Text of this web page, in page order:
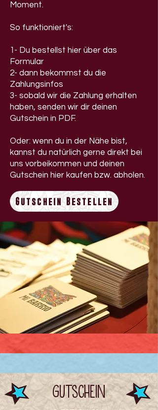
Moment.
So funktioniert's:
1- Du bestellst hier über das
Formular
2- dann bekommst du die
Zahlungsinfos
3- sobald wir die Zahlung erhalten
haben, senden wir dir deinen
Gutschein in PDF.
Oder: wenn du in der Nähe bist,
kannst du natürlich gerne direkt bei
uns vorbeikommen und deinen
Gutschein hier kaufen bzw. abholen.
Gutschein Bestellen
Gutschein